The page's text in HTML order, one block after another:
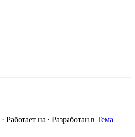
· Работает на · Разработан в Тема